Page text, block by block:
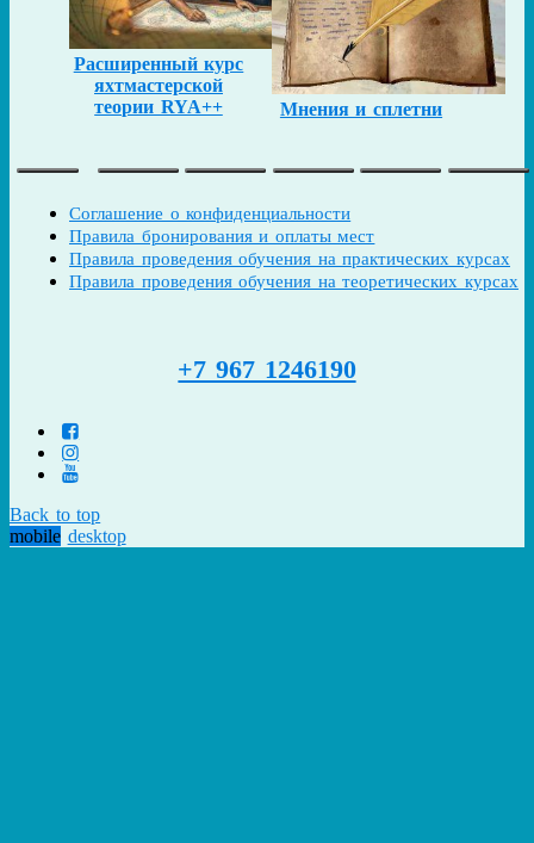
Расширенный курс
яхтмастерской
теории RYA++
Мнения и сплетни
Соглашение о конфиденциальности
Правила бронирования и оплаты мест
Правила проведения обучения на практических курсах
Правила проведения обучения на теоретических курсах
+7 967 1246190
Back to top
mobile desktop